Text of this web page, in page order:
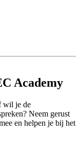
Academy
wil je de
Neem gerust
en helpen je bij het